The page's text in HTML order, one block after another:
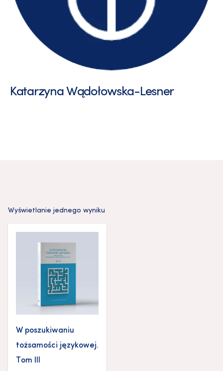
Katarzyna Wądołowska-Lesner
Wyświetlanie jednego wyniku
W poszukiwaniu
tożsamości językowej.
Tom III